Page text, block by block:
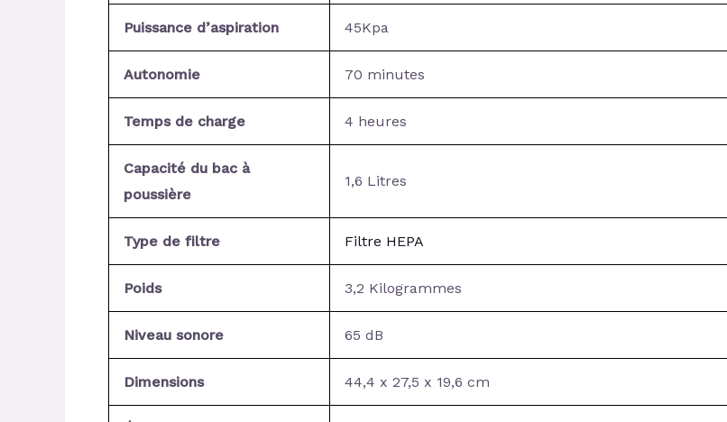
Puissance d’aspiration 45Kpa
Autonomie 70 minutes
Temps de charge 4 heures
Capacité du bac à
poussière
1,6 Litres
Type de filtre Filtre HEPA
Poids 3,2 Kilogrammes
Niveau sonore 65 dB
Dimensions 44,4 x 27,5 x 19,6 cm